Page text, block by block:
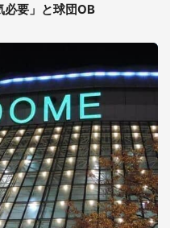
必要」と球団OB